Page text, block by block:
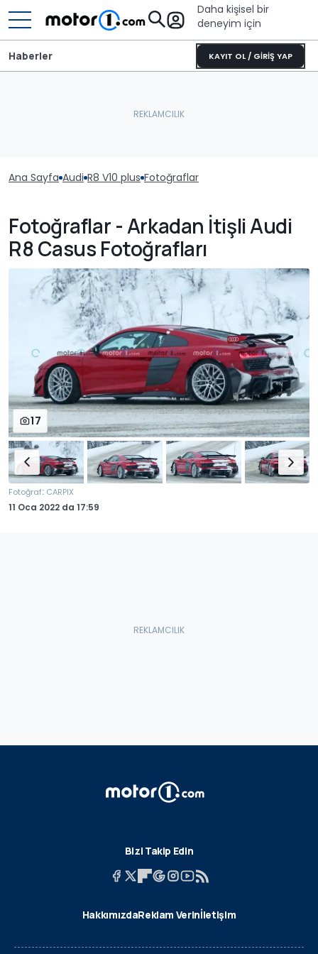
Daha kişisel bir
deneyim için
KAYIT OL / GİRİŞ YAP
Haberler
Ana Sayfa Audi R8 V10 plus Fotoğraflar
Fotoğraflar - Arkadan İtişli Audi
R8 Casus Fotoğrafları
17
Fotoğraf: CARPIX
11 Oca 2022 da 17:59
Bizi Takip Edin
HakkımızdaReklam Verinİletişim